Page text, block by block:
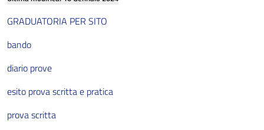
Staff della Direzione Sanitaria
Staff della Direzione Sociosanitaria
GRADUATORIA PER SITO
bando
diario prove
esito prova scritta e pratica
prova scritta